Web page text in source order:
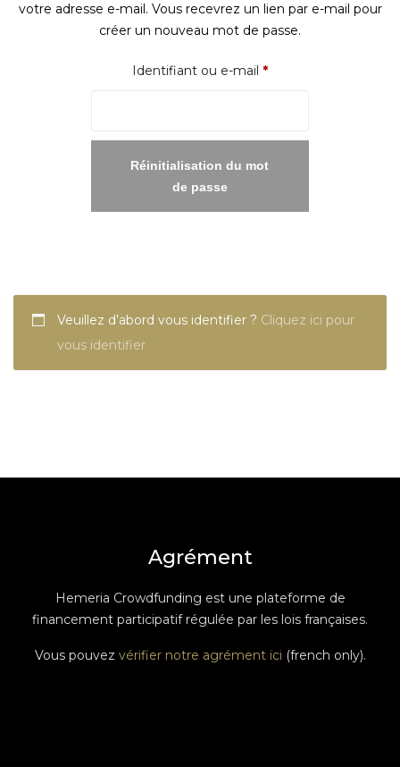
votre adresse e-mail. Vous recevrez un lien par e-mail pour
créer un nouveau mot de passe.
Identifiant ou e-mail *Obligatoire
Réinitialisation du mot
de passe
Veuillez d’abord vous identifier ? Cliquez ici pour
vous identifier
Agrément
Hemeria Crowdfunding est une plateforme de
financement participatif régulée par les lois françaises.
Vous pouvez vérifier notre agrément ici (french only).